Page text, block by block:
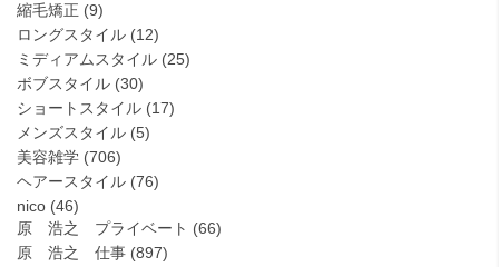
縮毛矯正 (9)
ロングスタイル (12)
ミディアムスタイル (25)
ボブスタイル (30)
ショートスタイル (17)
メンズスタイル (5)
美容雑学 (706)
ヘアースタイル (76)
nico (46)
原 浩之 プライベート (66)
原 浩之 仕事 (897)